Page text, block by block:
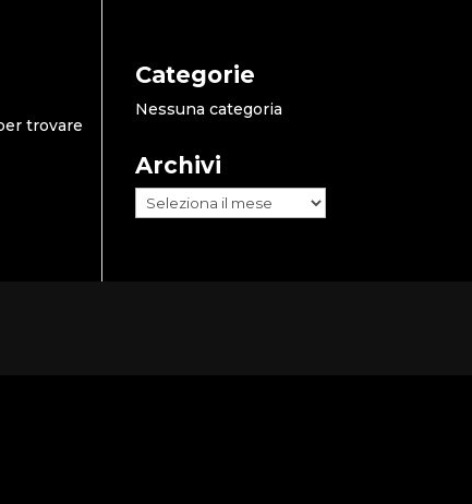
trovare
Categorie
Nessuna categoria
Archivi
Archivi